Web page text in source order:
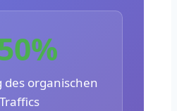
des organischen
Traffics